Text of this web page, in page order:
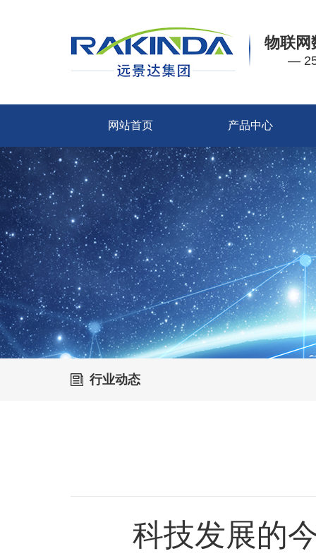
物联网
—
网站首页 产品中心
行业动态
科技发展的今